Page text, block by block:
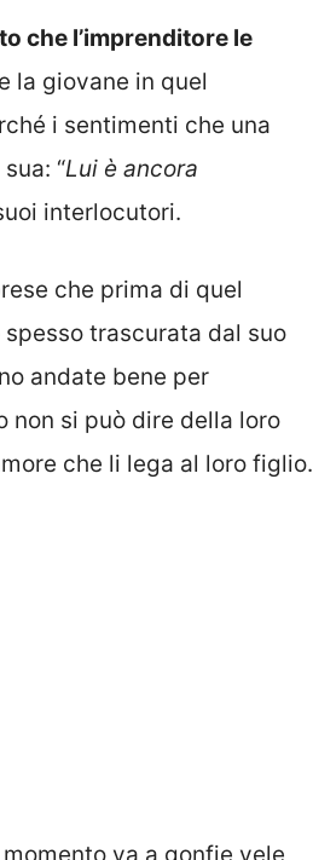
che l’imprenditore le
la giovane in quel
i sentimenti che una
“Lui è ancora
interlocutori.
che prima di quel
trascurata dal suo
andate bene per
non si può dire della loro
che li lega al loro figlio.
va a gonfie vele,